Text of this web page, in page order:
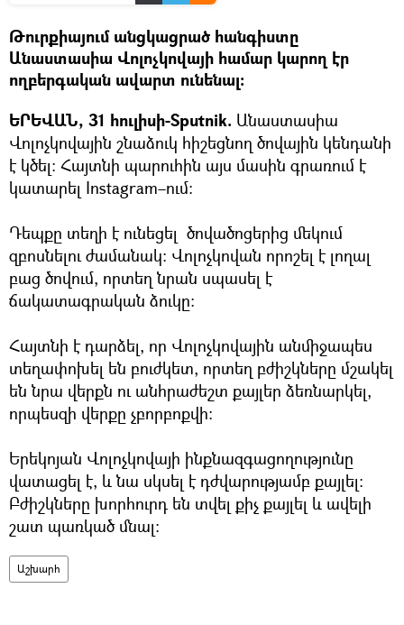
Թուրքիայում անցկացրած հանգիստը
Անաստասիա Վոլոչկովայի համար կարող էր
ողբերգական ավարտ ունենալ։
ԵՐԵՎԱՆ, 31 հուլիսի-Sputnik. Անաստասիա
Վոլոչկովային շնաձուկ հիշեցնող ծովային կենդանի
է կծել։ Հայտնի պարուհին այս մասին գրառում է
կատարել Instagram–ում։
Դեպքը տեղի է ունեցել ծովածոցերից մեկում
զբոսնելու ժամանակ։ Վոլոչկովան որոշել է լողալ
բաց ծովում, որտեղ նրան սպասել է
ճակատագրական ձուկը։
Հայտնի է դարձել, որ Վոլոչկովային անմիջապես
տեղափոխել են բուժկետ, որտեղ բժիշկները մշակել
են նրա վերքն ու անհրաժեշտ քայլեր ձեռնարկել,
որպեսզի վերքը չբորբոքվի։
Երեկոյան Վոլոչկովայի ինքնազգացողությունը
վատացել է, և նա սկսել է դժվարությամբ քայլել։
Բժիշկները խորհուրդ են տվել քիչ քայլել և ավելի
շատ պառկած մնալ։
Աշխարհ